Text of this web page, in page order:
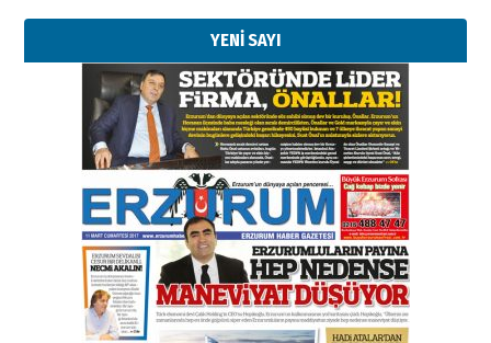
YENİ SAYI
Kenan GÜLERCİ
Murat Şahsuvaroğlu ERKON’da
çıtayı yukarı taşırken,
yönetimdekiler aşağı
çekmemeli!
17 Şubat 2026 SalıOrhan BOZKURT
Bir fotoğraf, bir şehir, bir
gazeteci… Dizginler kimin
elinde?
31 Mart 2026 Salı
A. Berhan Yılmaz
BİR BÖLÜM DEĞİL, BİR ÖMÜR
SEÇİYORSUNUZ… “NEDEN
ATATÜRK ÜNİVERSİTESİ?”